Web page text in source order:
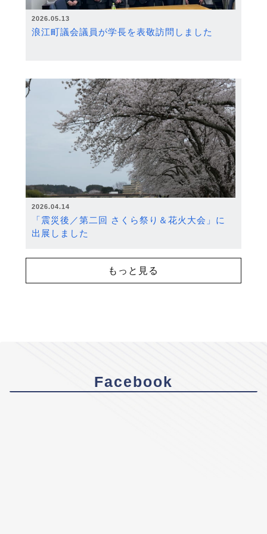
2026.05.13
浪江町議会議員が学長を表敬訪問しました
2026.04.14
「震災後／第二回 さくら祭り＆花火大会」に
出展しました
もっと見る
Facebook